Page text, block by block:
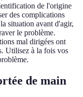
de l'origine
des complications
situation avant d'agir,
le problème.
mal dirigées ont
Utilisez à la fois vos
de main